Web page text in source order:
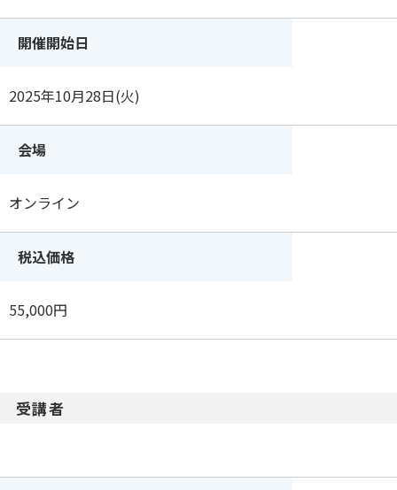
開催開始日
2025年10月28日(火)
会場
オンライン
税込価格
55,000円
受講者